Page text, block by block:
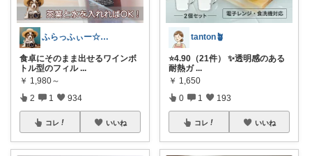
ふらっふぃー☆ナチュラルな暮らし☆
食卓にそのまま出せるワインボ
トル型のフィル ...
￥ 1,980～
2 1 934
コレ いいね
tanton🪴
⭐4.90（21件） ✨透明感のある
耐熱ガ ...
￥ 1,650
0 1 193
コレ いいね